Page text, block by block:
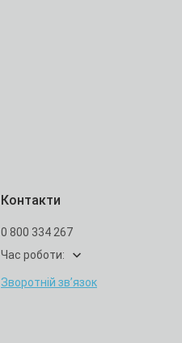
Контакти
0 800 334 267
Час роботи:
Зворотній зв’язок